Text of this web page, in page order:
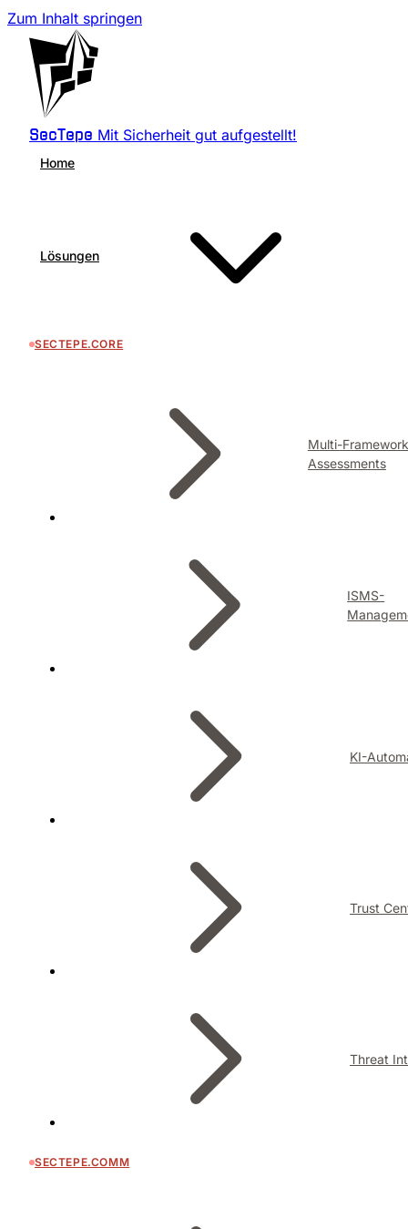
Zum Inhalt springen
SecTepe Mit Sicherheit gut aufgestellt!
Home
Lösungen
SECTEPE.CORE
Multi-Framework
Assessments
ISMS-
KI-
Trust
Threat
SECTEPE.COMM